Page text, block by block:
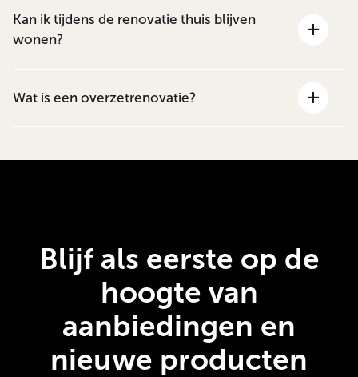
Kan ik tijdens de renovatie thuis blijven
wonen?
Wat is een overzetrenovatie?
Blijf als eerste op de
hoogte van
aanbiedingen en
nieuwe producten